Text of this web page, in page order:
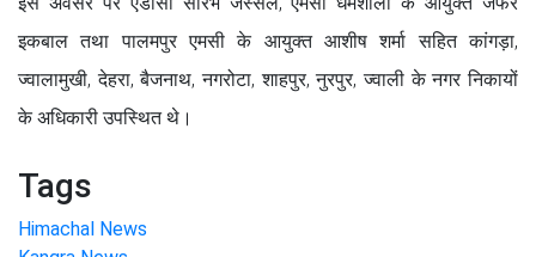
इकबाल तथा पालमपुर एमसी के आयुक्त आशीष शर्मा सहित कांगड़ा,
ज्वालामुखी, देहरा, बैजनाथ, नगरोटा, शाहपुर, नुरपुर, ज्वाली के नगर निकायों
के अधिकारी उपस्थित थे।
Tags
Himachal News